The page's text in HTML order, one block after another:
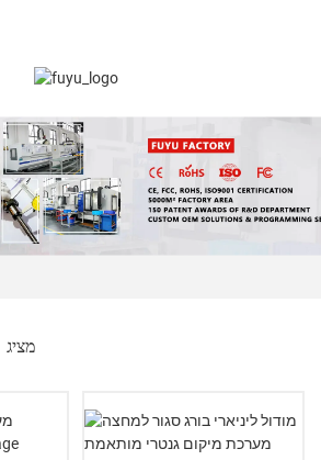
מציג 1–12 מתוך 99 תוצאות